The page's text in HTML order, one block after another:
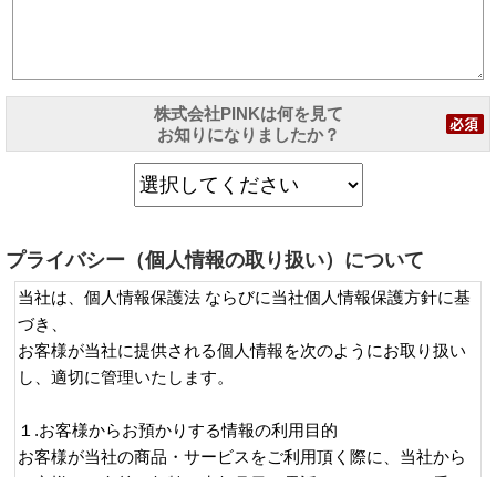
株式会社PINKは何を見て
お知りになりましたか？
プライバシー（個人情報の取り扱い）について